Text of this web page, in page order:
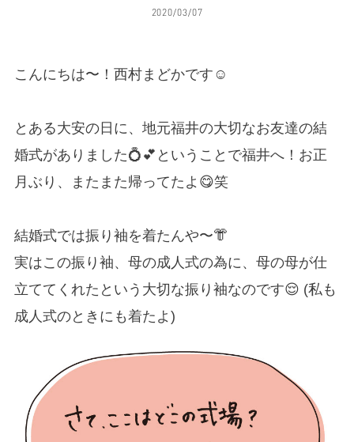
2020/03/07
こんにちは〜！西村まどかです☺
とある大安の日に、地元福井の大切なお友達の結
婚式がありました💍💕ということで福井へ！お正
月ぶり、またまた帰ってたよ😋笑
結婚式では振り袖を着たんや〜👘
実はこの振り袖、母の成人式の為に、母の母が仕
立ててくれたという大切な振り袖なのです😌 (私も
成人式のときにも着たよ)